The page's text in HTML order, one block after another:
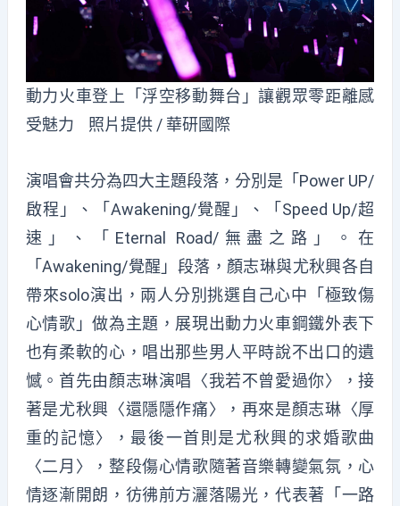
動力火車登上「浮空移動舞台」讓觀眾零距離感
受魅力 照片提供 / 華研國際
演唱會共分為四大主題段落，分別是「Power UP/
啟程」、「Awakening/覺醒」、「Speed Up/超
速」、「Eternal Road/無盡之路」。在
「Awakening/覺醒」段落，顏志琳與尤秋興各自
帶來solo演出，兩人分別挑選自己心中「極致傷
心情歌」做為主題，展現出動力火車鋼鐵外表下
也有柔軟的心，唱出那些男人平時說不出口的遺
憾。首先由顏志琳演唱〈我若不曾愛過你〉，接
著是尤秋興〈還隱隱作痛〉，再來是顏志琳〈厚
重的記憶〉，最後一首則是尤秋興的求婚歌曲
〈二月〉，整段傷心情歌隨著音樂轉變氣氛，心
情逐漸開朗，彷彿前方灑落陽光，代表著「一路